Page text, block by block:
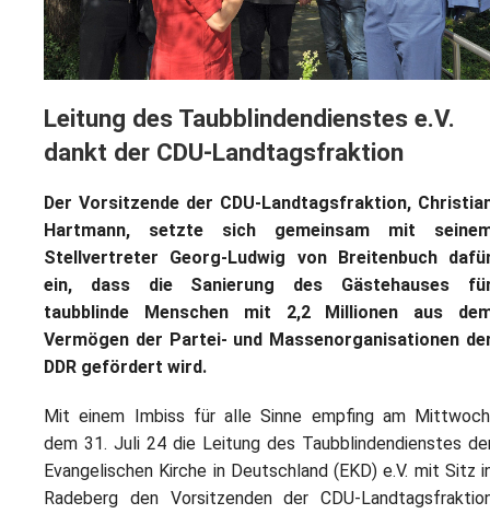
Leitung des Taubblindendienstes e.V.
dankt der CDU-Landtagsfraktion
Der Vorsitzende der CDU-Landtagsfraktion,
Hartmann, setzte sich gemeinsam mit
Stellvertreter Georg-Ludwig von Breitenbuch
ein, dass die Sanierung des Gästehauses
taubblinde Menschen mit 2,2 Millionen aus
Vermögen der Partei- und Massenorganisationen
DDR gefördert wird.
Mit einem Imbiss für alle Sinne empfing am
dem 31. Juli 24 die Leitung des Taubblindendienstes
Evangelischen Kirche in Deutschland (EKD) e.V. mit Sitz
Radeberg den Vorsitzenden der CDU-